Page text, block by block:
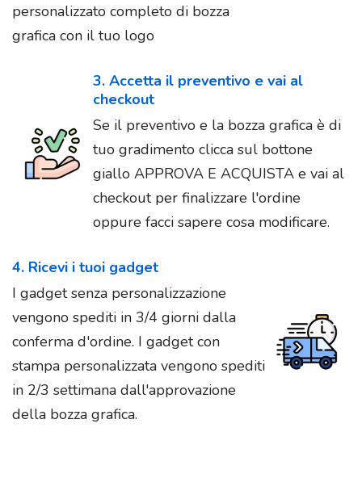
personalizzato completo di bozza
grafica con il tuo logo
3. Accetta il preventivo e vai al
checkout
Se il preventivo e la bozza grafica è di
tuo gradimento clicca sul bottone
giallo APPROVA E ACQUISTA e vai al
checkout per finalizzare l'ordine
oppure facci sapere cosa modificare.
4. Ricevi i tuoi gadget
I gadget senza personalizzazione
vengono spediti in 3/4 giorni dalla
conferma d'ordine. I gadget con
stampa personalizzata vengono spediti
in 2/3 settimana dall'approvazione
della bozza grafica.